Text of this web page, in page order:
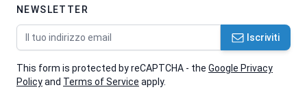
NEWSLETTER
Indirizzo email Iscriviti
This form is protected by reCAPTCHA - the Google Privacy
Policyand Terms of Service apply.